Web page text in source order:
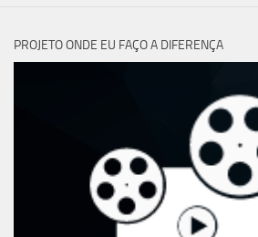
PROJETO ONDE EU FAÇO A DIFERENÇA